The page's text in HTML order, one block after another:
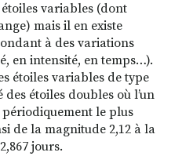
variables (dont
mais il en existe
à des variations
en intensité, en temps…).
étoiles variables de type
étoiles doubles où l’un
le plus
de la magnitude 2,12 à la
jours.